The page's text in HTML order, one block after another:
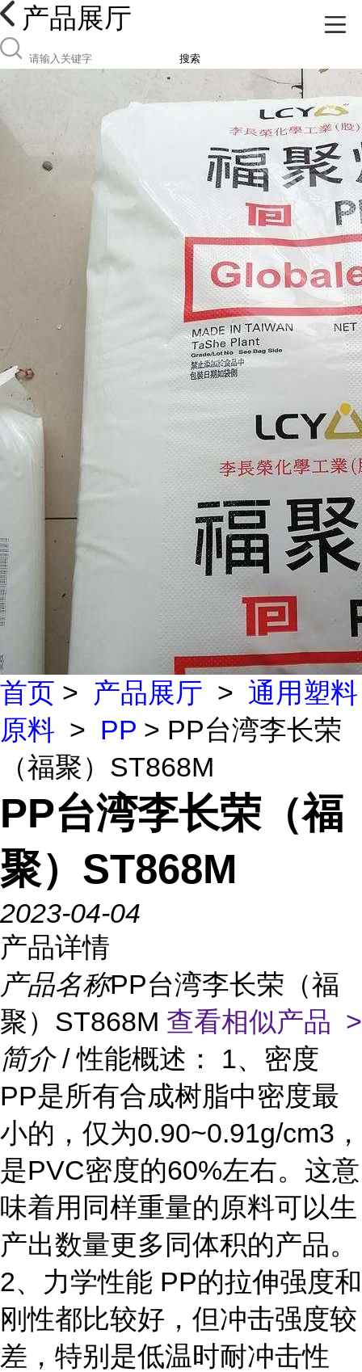
产品展厅
搜索
首页 > 产品展厅 > 通用塑料
原料 > PP > PP台湾李长荣
（福聚）ST868M
PP台湾李长荣（福
聚）ST868M
2023-04-04
产品详情
产品名称PP台湾李长荣（福
聚）ST868M 查看相似产品 >
简介 / 性能概述： 1、密度
PP是所有合成树脂中密度最
小的，仅为0.90~0.91g/cm3，
是PVC密度的60%左右。这意
味着用同样重量的原料可以生
产出数量更多同体积的产品。
2、力学性能 PP的拉伸强度和
刚性都比较好，但冲击强度较
差，特别是低温时耐冲击性